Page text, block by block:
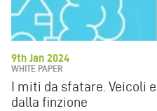
9th Jan 2024
WHITE PAPER
I miti da sfatare. Veicoli
dalla finzione